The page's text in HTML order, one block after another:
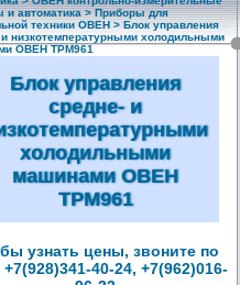
и автоматика>Приборы для
техники ОВЕН > Блок управления
и низкотемпературными холодильными
ОВЕН ТРМ961
Блок управления
средне- и
холодильными
машинами ОВЕН
ТРМ961
узнать цены, звоните по
+7(928)341-40-24, +7(962)016-